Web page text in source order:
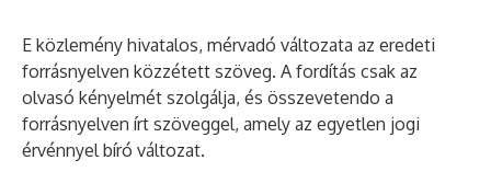
E közlemény hivatalos, mérvadó változata az eredeti
forrásnyelven közzétett szöveg. A fordítás csak az
olvasó kényelmét szolgálja, és összevetendo a
forrásnyelven írt szöveggel, amely az egyetlen jogi
érvénnyel bíró változat.